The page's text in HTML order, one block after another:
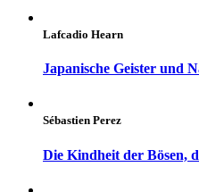
Lafcadio Hearn
Japanische Geister und
Sébastien Perez
Die Kindheit der Bösen,